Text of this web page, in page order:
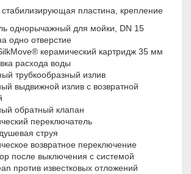
стабилизирующая пластина, крепление
однорычажный для мойки, DN 15
одно отверстие
керамический картридж 35 мм
расхода воды
трубкообразный излив
выдвижной излив с возвратной
обратный клапан
переключатель
струя
возвратное переключение
после выключения с системой
против известковых отложений